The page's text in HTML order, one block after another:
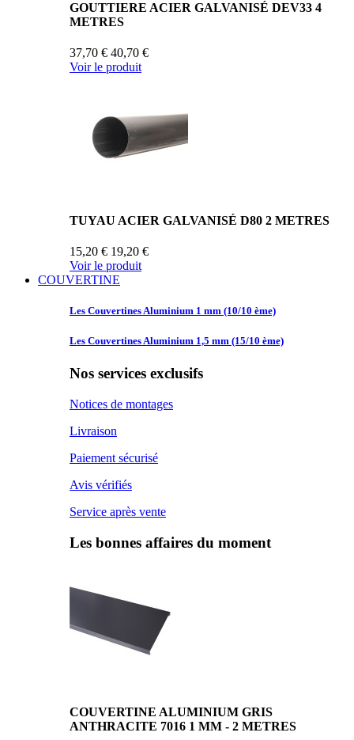
GOUTTIERE ACIER GALVANISÉ DEV33 4
METRES
37,70 € 40,70 €
Voir le produit
TUYAU ACIER GALVANISÉ D80 2 METRES
15,20 € 19,20 €
Voir le produit
COUVERTINE
Les CouvertinesAluminium 1 mm (10/10 ème)
Les CouvertinesAluminium 1,5 mm (15/10 ème)
Nos services exclusifs
Notices de montages
Livraison
Paiement sécurisé
Avis vérifiés
Service après vente
Les bonnes affaires du moment
COUVERTINE ALUMINIUM GRIS
ANTHRACITE 7016 1 MM - 2 METRES